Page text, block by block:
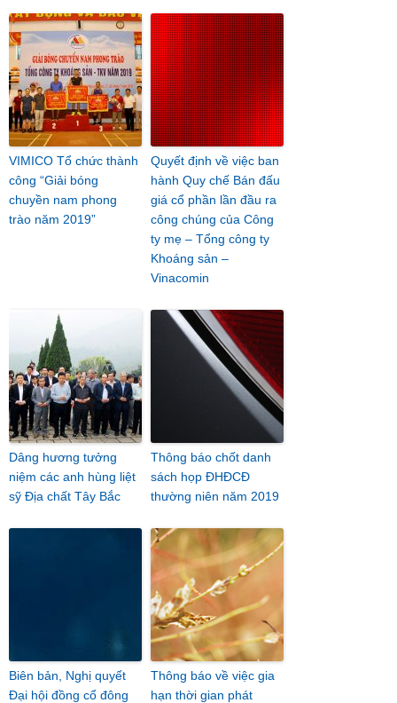
VIMICO Tổ chức thành
công “Giải bóng
chuyền nam phong
trào năm 2019”
Quyết định về việc ban
hành Quy chế Bán đấu
giá cổ phần lần đầu ra
công chúng của Công
ty mẹ – Tổng công ty
Khoáng sản –
Vinacomin
Dâng hương tưởng
niệm các anh hùng liệt
sỹ Địa chất Tây Bắc
Thông báo chốt danh
sách họp ĐHĐCĐ
thường niên năm 2019
Biên bản, Nghị quyết
Đại hội đồng cổ đông
Thông báo về việc gia
hạn thời gian phát